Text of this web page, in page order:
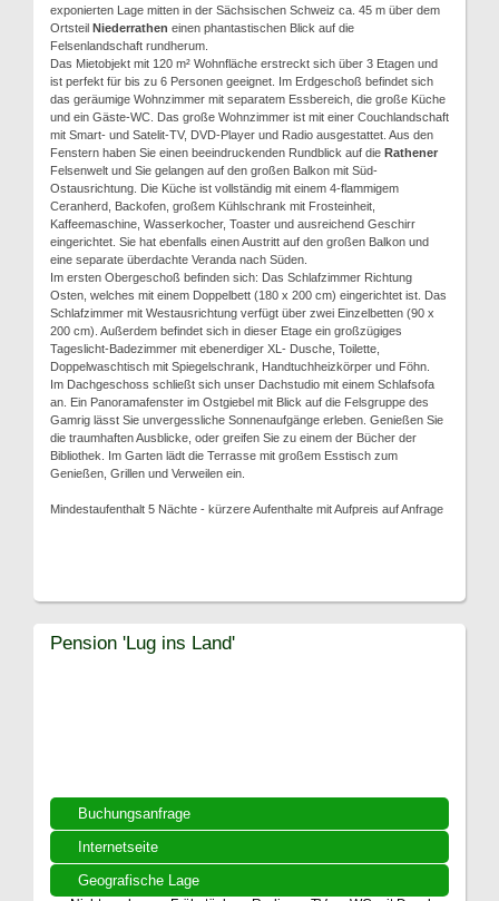
exponierten Lage mitten in der Sächsischen Schweiz ca. 45 m über dem
Ortsteil Niederrathen einen phantastischen Blick auf die
Felsenlandschaft rundherum.
Das Mietobjekt mit 120 m² Wohnfläche erstreckt sich über 3 Etagen und
ist perfekt für bis zu 6 Personen geeignet. Im Erdgeschoß befindet sich
das geräumige Wohnzimmer mit separatem Essbereich, die große Küche
und ein Gäste-WC. Das große Wohnzimmer ist mit einer Couchlandschaft
mit Smart- und Satelit-TV, DVD-Player und Radio ausgestattet. Aus den
Fenstern haben Sie einen beeindruckenden Rundblick auf die Rathener
Felsenwelt und Sie gelangen auf den großen Balkon mit Süd-
Ostausrichtung. Die Küche ist vollständig mit einem 4-flammigem
Ceranherd, Backofen, großem Kühlschrank mit Frosteinheit,
Kaffeemaschine, Wasserkocher, Toaster und ausreichend Geschirr
eingerichtet. Sie hat ebenfalls einen Austritt auf den großen Balkon und
eine separate überdachte Veranda nach Süden.
Im ersten Obergeschoß befinden sich: Das Schlafzimmer Richtung
Osten, welches mit einem Doppelbett (180 x 200 cm) eingerichtet ist. Das
Schlafzimmer mit Westausrichtung verfügt über zwei Einzelbetten (90 x
200 cm). Außerdem befindet sich in dieser Etage ein großzügiges
Tageslicht-Badezimmer mit ebenerdiger XL- Dusche, Toilette,
Doppelwaschtisch mit Spiegelschrank, Handtuchheizkörper und Föhn.
Im Dachgeschoss schließt sich unser Dachstudio mit einem Schlafsofa
an. Ein Panoramafenster im Ostgiebel mit Blick auf die Felsgruppe des
Gamrig lässt Sie unvergessliche Sonnenaufgänge erleben. Genießen Sie
die traumhaften Ausblicke, oder greifen Sie zu einem der Bücher der
Bibliothek. Im Garten lädt die Terrasse mit großem Esstisch zum
Genießen, Grillen und Verweilen ein.
Mindestaufenthalt 5 Nächte - kürzere Aufenthalte mit Aufpreis auf Anfrage
Buchungsanfrage
Internetseite
Geografische Lage
Pension 'Lug ins Land'